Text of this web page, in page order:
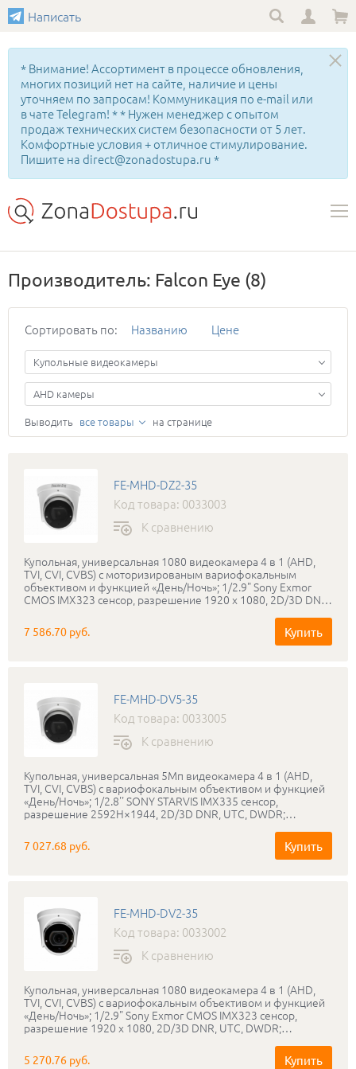
Написать
* Внимание! Ассортимент в процессе обновления,
многих позиций нет на сайте, наличие и цены
уточняем по запросам! Коммуникация по e-mail или
в чате Telegram! * * Нужен менеджер с опытом
продаж технических систем безопасности от 5 лет.
Комфортные условия + отличное стимулирование.
Пишите на direct@zonadostupa.ru *
Производитель: Falcon Eye (8)
Сортировать по: Названию Цене
Купольные видеокамеры
AHD камеры
Выводить все товары на странице
FE-MHD-DZ2-35
Код товара: 0033003
К сравнению
Купольная, универсальная 1080 видеокамера 4 в 1 (AHD,
TVI, CVI, CVBS) с моторизированым вариофокальным
объективом и функцией «День/Ночь»; 1/2.9" Sony Exmor
CMOS IMX323 сенсор, разрешение 1920 х 1080, 2D/3D DNR,
до 35 метров, питание DC12В; IP-66
7 586.70 руб. Купить
FE-MHD-DV5-35
Код товара: 0033005
К сравнению
Купольная, универсальная 5Мп видеокамера 4 в 1 (AHD,
TVI, CVI, CVBS) с вариофокальным объективом и функцией
«День/Ночь»; 1/2.8'' SONY STARVIS IMX335 сенсор,
разрешение 2592H×1944, 2D/3D DNR, UTC, DWDR;
DC12В; IP-66
7 027.68 руб. Купить
FE-MHD-DV2-35
Код товара: 0033002
К сравнению
Купольная, универсальная 1080 видеокамера 4 в 1 (AHD,
TVI, CVI, CVBS) с вариофокальным объективом и функцией
«День/Ночь»; 1/2.9" Sony Exmor CMOS IMX323 сенсор,
разрешение 1920 х 1080, 2D/3D DNR, UTC, DWDR;
DC12В; IP-66
5 270.76 руб. Купить